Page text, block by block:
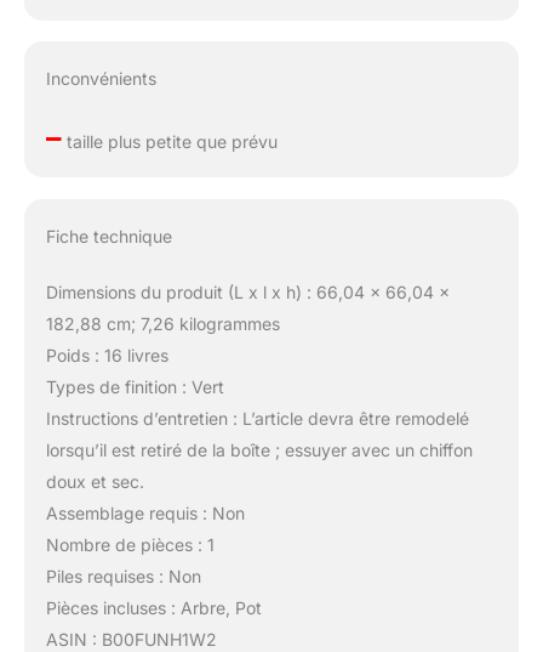
Inconvénients
–taille plus petite que prévu
Fiche technique
Dimensions du produit (L x l x h) : 66,04 x 66,04 x
182,88 cm; 7,26 kilogrammes
Poids : 16 livres
Types de finition : Vert
Instructions d’entretien : L’article devra être remodelé
lorsqu’il est retiré de la boîte ; essuyer avec un chiffon
doux et sec.
Assemblage requis : Non
Nombre de pièces : 1
Piles requises : Non
Pièces incluses : Arbre, Pot
ASIN : B00FUNH1W2